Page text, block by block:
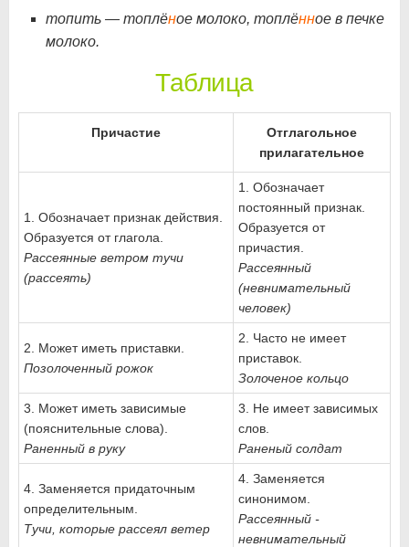
топить — топлёное молоко, топлённое в печке
молоко.
Таблица
Причастие
Отглагольное
прилагательное
1. Обозначает признак действия.
Образуется от глагола.
Рассеянные ветром тучи
(рассеять)
1. Обозначает
постоянный признак.
Образуется от
причастия.
Рассеянный
(невнимательный
человек)
2. Может иметь приставки.
Позолоченный рожок
2. Часто не имеет
приставок.
Золоченое кольцо
3. Может иметь зависимые
(пояснительные слова).
Раненный в руку
3. Не имеет зависимых
слов.
Раненый солдат
4. Заменяется придаточным
определительным.
Тучи, которые рассеял ветер
4. Заменяется
синонимом.
Рассеянный -
невнимательный